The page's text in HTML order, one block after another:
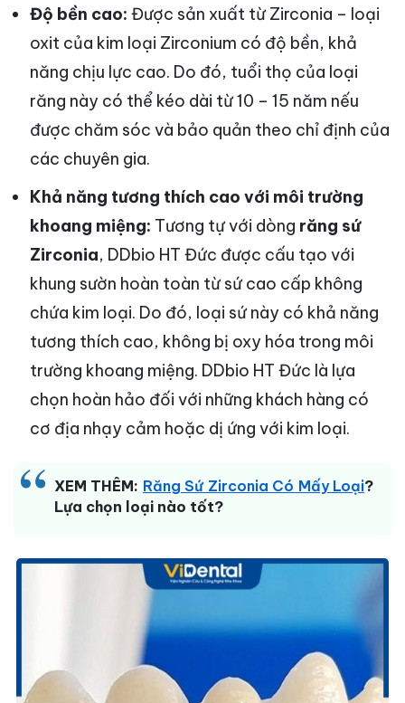
Độ bền cao: Được sản xuất từ Zirconia – loại
oxit của kim loại Zirconium có độ bền, khả
năng chịu lực cao. Do đó, tuổi thọ của loại
răng này có thể kéo dài từ 10 – 15 năm nếu
được chăm sóc và bảo quản theo chỉ định của
các chuyên gia.
Khả năng tương thích cao với môi trường
khoang miệng: Tương tự với dòng răng sứ
Zirconia, DDbio HT Đức được cấu tạo với
khung sườn hoàn toàn từ sứ cao cấp không
chứa kim loại. Do đó, loại sứ này có khả năng
tương thích cao, không bị oxy hóa trong môi
trường khoang miệng. DDbio HT Đức là lựa
chọn hoàn hảo đối với những khách hàng có
cơ địa nhạy cảm hoặc dị ứng với kim loại.
XEM THÊM: Răng Sứ Zirconia Có Mấy Loại?
Lựa chọn loại nào tốt?